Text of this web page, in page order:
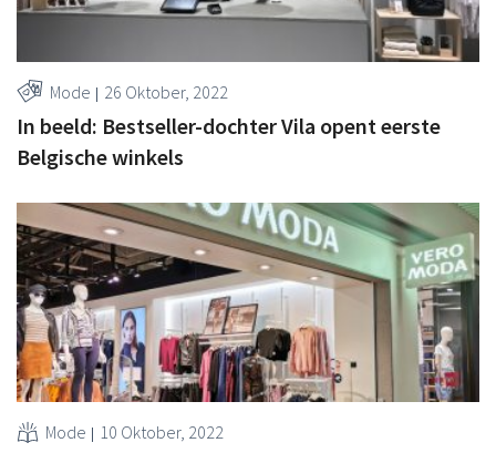
Mode 26 Oktober, 2022
In beeld: Bestseller-dochter Vila opent eerste
Belgische winkels
Mode 10 Oktober, 2022